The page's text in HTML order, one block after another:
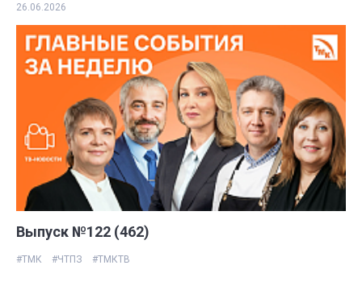
26.06.2026
Выпуск №122 (462)
#ТМК #ЧТПЗ #ТМКТВ